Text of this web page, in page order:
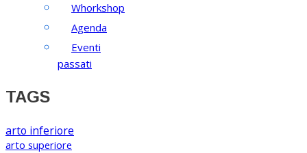
Whorkshop
Agenda
Eventi
passati
TAGS
arto inferiore
arto superiore